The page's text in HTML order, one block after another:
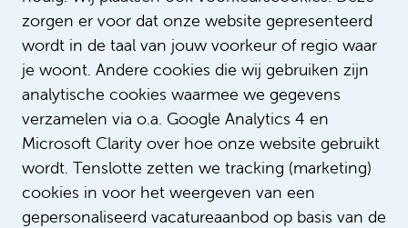
zorgen er voor dat onze website gepresenteerd
wordt in de taal van jouw voorkeur of regio waar
je woont. Andere cookies die wij gebruiken zijn
analytische cookies waarmee we gegevens
verzamelen via o.a. Google Analytics 4 en
Microsoft Clarity over hoe onze website gebruikt
wordt. Tenslotte zetten we tracking (marketing)
cookies in voor het weergeven van een
gepersonaliseerd vacatureaanbod op basis van de
AspectRatio
200_113
LinkTitle
LinkUrl
LinkTarget
_self
Intro
Welkom op het operatiecentrum waar
hetzelfde is. De variatie tussen
het werk hier dynamisch maakt. Kom
weten over deze functie.